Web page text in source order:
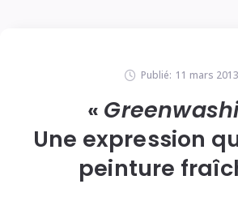
Publié: 11 mars 2013
«
Une expression
peinture